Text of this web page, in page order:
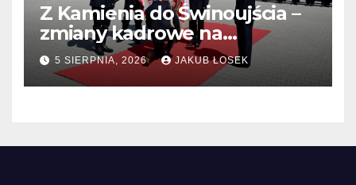
Z Kamienia do Świnoujścia –
zmiany kadrowe na
stanowiskach komendantów
5 SIERPNIA, 2026 JAKUB ŁOSEK